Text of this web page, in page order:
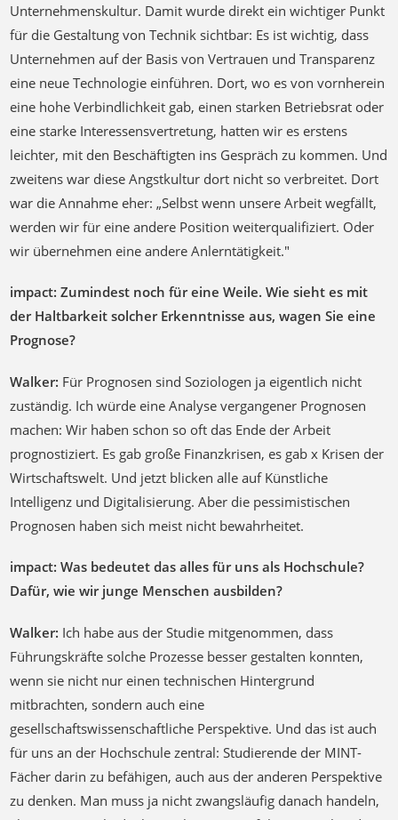
Unternehmenskultur. Damit wurde direkt ein wichtiger Punkt
für die Gestaltung von Technik sichtbar: Es ist wichtig, dass
Unternehmen auf der Basis von Vertrauen und Transparenz
eine neue Technologie einführen. Dort, wo es von vornherein
eine hohe Verbindlichkeit gab, einen starken Betriebsrat oder
eine starke Interessensvertretung, hatten wir es erstens
leichter, mit den Beschäftigten ins Gespräch zu kommen. Und
zweitens war diese Angstkultur dort nicht so verbreitet. Dort
war die Annahme eher: „Selbst wenn unsere Arbeit wegfällt,
werden wir für eine andere Position weiterqualifiziert. Oder
wir übernehmen eine andere Anlerntätigkeit."
impact: Zumindest noch für eine Weile. Wie sieht es mit
der Haltbarkeit solcher Erkenntnisse aus, wagen Sie eine
Prognose?
Walker: Für Prognosen sind Soziologen ja eigentlich nicht
zuständig. Ich würde eine Analyse vergangener Prognosen
machen: Wir haben schon so oft das Ende der Arbeit
prognostiziert. Es gab große Finanzkrisen, es gab x Krisen der
Wirtschaftswelt. Und jetzt blicken alle auf Künstliche
Intelligenz und Digitalisierung. Aber die pessimistischen
Prognosen haben sich meist nicht bewahrheitet.
impact: Was bedeutet das alles für uns als Hochschule?
Dafür, wie wir junge Menschen ausbilden?
Walker: Ich habe aus der Studie mitgenommen, dass
Führungskräfte solche Prozesse besser gestalten konnten,
wenn sie nicht nur einen technischen Hintergrund
mitbrachten, sondern auch eine
gesellschaftswissenschaftliche Perspektive. Und das ist auch
für uns an der Hochschule zentral: Studierende der MINT-
Fächer darin zu befähigen, auch aus der anderen Perspektive
zu denken. Man muss ja nicht zwangsläufig danach handeln,